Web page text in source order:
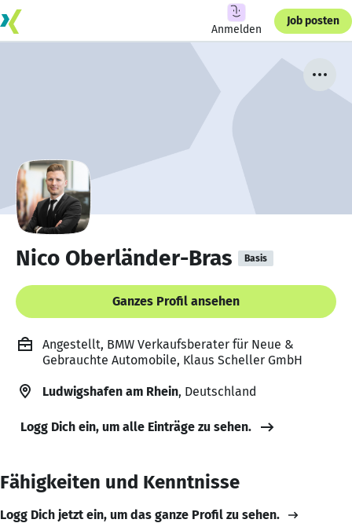
Anmelden
Job posten
Nico Oberländer-Bras Basis
Ganzes Profil ansehen
Angestellt, BMW Verkaufsberater für Neue &
Gebrauchte Automobile, Klaus Scheller GmbH
Ludwigshafen am Rhein, Deutschland
Logg Dich ein, um alle Einträge zu sehen.
Fähigkeiten und Kenntnisse
Logg Dich jetzt ein, um das ganze Profil zu sehen.